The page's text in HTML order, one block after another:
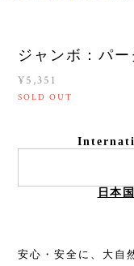
ジャンボ：パ
¥5,351
SOLD OUT
日本
安心・安全に、大自